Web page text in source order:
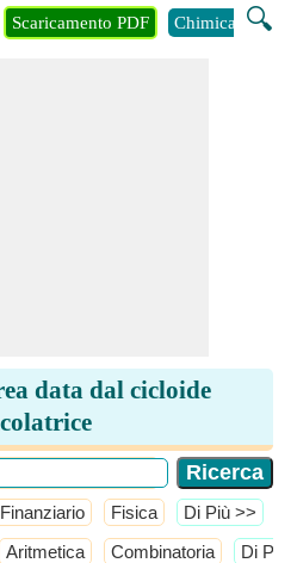
🔍
Scaricamento PDF Chimica
data dal cicloide
Finanziario Fisica ​Di Più >>
Aritmetica Combinatoria ​Di Più